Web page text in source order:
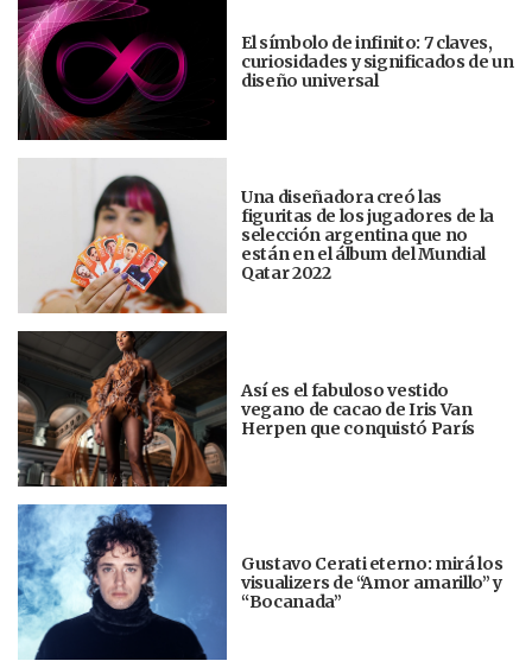
El símbolo de infinito: 7 claves,
curiosidades y significados de un
diseño universal
Una diseñadora creó las
figuritas de los jugadores de la
selección argentina que no
están en el álbum del Mundial
Qatar 2022
Así es el fabuloso vestido
vegano de cacao de Iris Van
Herpen que conquistó París
Gustavo Cerati eterno: mirá los
visualizers de “Amor amarillo” y
“Bocanada”